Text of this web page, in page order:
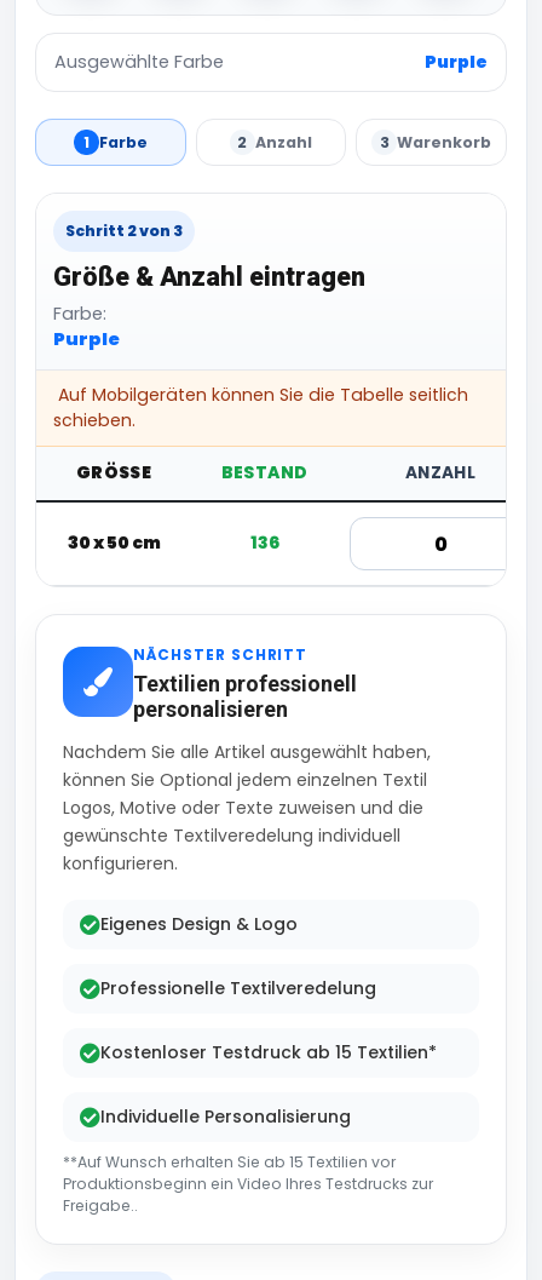
Ausgewählte Farbe Purple
1 Farbe 2 Anzahl 3 Warenkorb
Schritt 2 von 3
Größe & Anzahl eintragen
Farbe:
Purple
Auf Mobilgeräten können Sie die Tabelle seitlich
schieben.
GRÖSSE BESTAND ANZAHL
30 x 50 cm 136
NÄCHSTER SCHRITT
Textilien professionell
personalisieren
Nachdem Sie alle Artikel ausgewählt haben,
können Sie Optional jedem einzelnen Textil
Logos, Motive oder Texte zuweisen und die
gewünschte Textilveredelung individuell
konfigurieren.
Eigenes Design & Logo
Professionelle Textilveredelung
Kostenloser Testdruck ab 15 Textilien*
Individuelle Personalisierung
**Auf Wunsch erhalten Sie ab 15 Textilien vor
Produktionsbeginn ein Video Ihres Testdrucks zur
Freigabe..